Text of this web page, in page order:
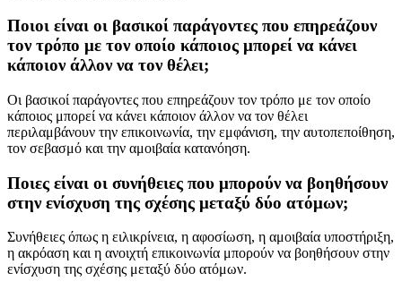
Ποιοι είναι οι βασικοί παράγοντες που επηρεάζουν
τον τρόπο με τον οποίο κάποιος μπορεί να κάνει
κάποιον άλλον να τον θέλει;
Οι βασικοί παράγοντες που επηρεάζουν τον τρόπο με τον οποίο
κάποιος μπορεί να κάνει κάποιον άλλον να τον θέλει
περιλαμβάνουν την επικοινωνία, την εμφάνιση, την αυτοπεποίθηση,
τον σεβασμό και την αμοιβαία κατανόηση.
Ποιες είναι οι συνήθειες που μπορούν να βοηθήσουν
στην ενίσχυση της σχέσης μεταξύ δύο ατόμων;
Συνήθειες όπως η ειλικρίνεια, η αφοσίωση, η αμοιβαία υποστήριξη,
η ακρόαση και η ανοιχτή επικοινωνία μπορούν να βοηθήσουν στην
ενίσχυση της σχέσης μεταξύ δύο ατόμων.